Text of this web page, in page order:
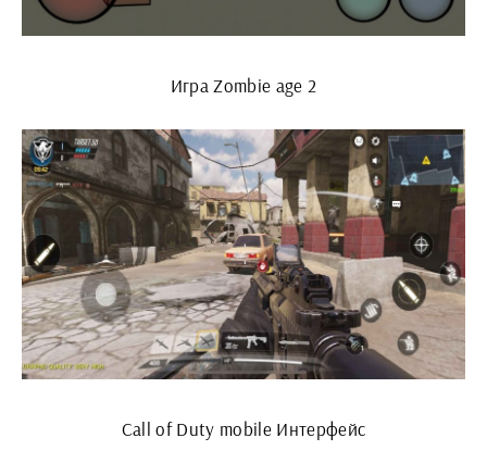
Игра Zombie age 2
Call of Duty mobile Интерфейс